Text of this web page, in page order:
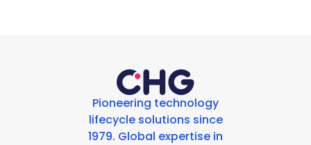
Pioneering technology
lifecycle solutions since
1979. Global expertise in